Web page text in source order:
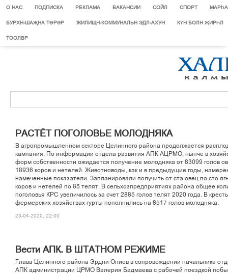
О НАС ПОДПИСКА РЕКЛАМА ВАКАНСИИ СОЙЛ СПОРТ
БУРХН-ШАҖНА ТӨРӘР ЖИЛИЩН-КОММУНАЛЬН ЭДЛ-АХУН КҮН БОЛН ҖИРҺЛ
ТООЛВР
РАСТЁТ ПОГОЛОВЬЕ МОЛОДНЯКА
В агропромышленном секторе Целинного района продолжается
кампания. По информации отдела развития АПК АЦРМО, нынче в
форм собственности ожидается получение молодняка от 83099 голов
18936 коров и нетелей. Животноводы, как и в предыдущие годы,
намеченные показатели. Запланировали получить от ста овец по сто
коров и нетелей по 85 телят. В сельхозпредприятиях района общее
поголовья КРС увеличилось за счет 2885 голов телят 2020 года. В
фермерских хозяйствах гурты пополнились на 8517 голов молодняка.
23-04-2020, 22:00
Вести АПК. В ШТАТНОМ РЕЖИМЕ
Глава Целинного района Эрдни Опиев в сопровождении начальника
АПК администрации ЦРМО Валерия Бадмаева с рабочей поездкой